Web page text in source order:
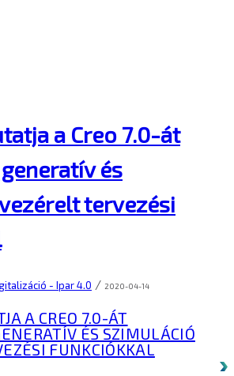
a Creo 7.0-át
és
tervezési
- Ipar 4.0 / 2020-04-14
A CREO 7.0-ÁT
ÉS SZIMULÁCIÓ
FUNKCIÓKKAL